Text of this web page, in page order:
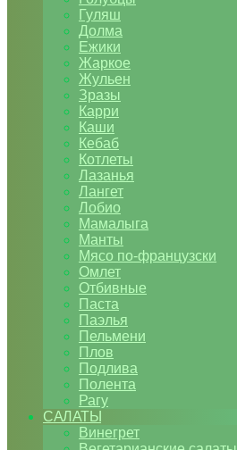
Гуляш
Долма
Ежики
Жаркое
Жульен
Зразы
Карри
Каши
Кебаб
Котлеты
Лазанья
Лангет
Лобио
Мамалыга
Манты
Мясо по-французски
Омлет
Отбивные
Паста
Паэлья
Пельмени
Плов
Подлива
Полента
Рагу
САЛАТЫ
Винегрет